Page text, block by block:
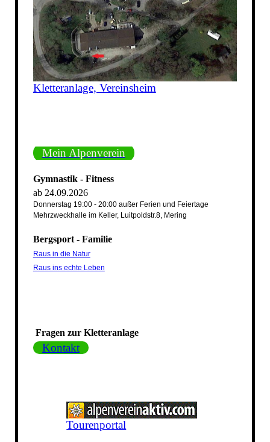
Kletteranlage, Vereinsheim
Mein Alpenverein
Gymnastik - Fitness
ab 24.09.2026
Donnerstag 19:00 - 20:00 außer Ferien und Feiertage
Mehrzweckhalle im Keller, Luitpoldstr.8, Mering
Bergsport - Familie
Raus in die Natur
Raus ins echte Leben
Fragen zur Kletteranlage
Kontakt
Tourenportal